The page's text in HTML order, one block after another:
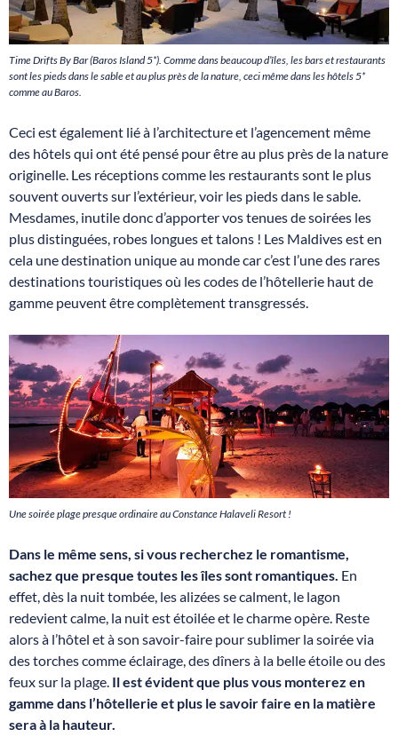
Time Drifts By Bar (Baros Island 5*). Comme dans beaucoup d’îles, les bars et restaurants
sont les pieds dans le sable et au plus près de la nature, ceci même dans les hôtels 5*
comme au Baros.
Ceci est également lié à l’architecture et l’agencement même
des hôtels qui ont été pensé pour être au plus près de la nature
originelle. Les réceptions comme les restaurants sont le plus
souvent ouverts sur l’extérieur, voir les pieds dans le sable.
Mesdames, inutile donc d’apporter vos tenues de soirées les
plus distinguées, robes longues et talons ! Les Maldives est en
cela une destination unique au monde car c’est l’une des rares
destinations touristiques où les codes de l’hôtellerie haut de
gamme peuvent être complètement transgressés.
Une soirée plage presque ordinaire au Constance Halaveli Resort !
Dans le même sens, si vous recherchez le romantisme,
sachez que presque toutes les îles sont romantiques. En
effet, dès la nuit tombée, les alizées se calment, le lagon
redevient calme, la nuit est étoilée et le charme opère. Reste
alors à l’hôtel et à son savoir-faire pour sublimer la soirée via
des torches comme éclairage, des dîners à la belle étoile ou des
feux sur la plage. Il est évident que plus vous monterez en
gamme dans l’hôtellerie et plus le savoir faire en la matière
sera à la hauteur.